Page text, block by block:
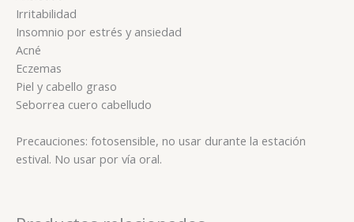
Irritabilidad
Insomnio por estrés y ansiedad
Acné
Eczemas
Piel y cabello graso
Seborrea cuero cabelludo
Precauciones: fotosensible, no usar durante la estación
estival. No usar por vía oral.